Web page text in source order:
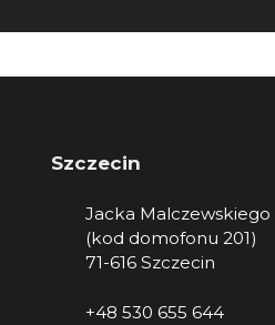
Szczecin
Jacka Malczewskiego
(kod domofonu 201)
71-616 Szczecin
+48 530 655 644